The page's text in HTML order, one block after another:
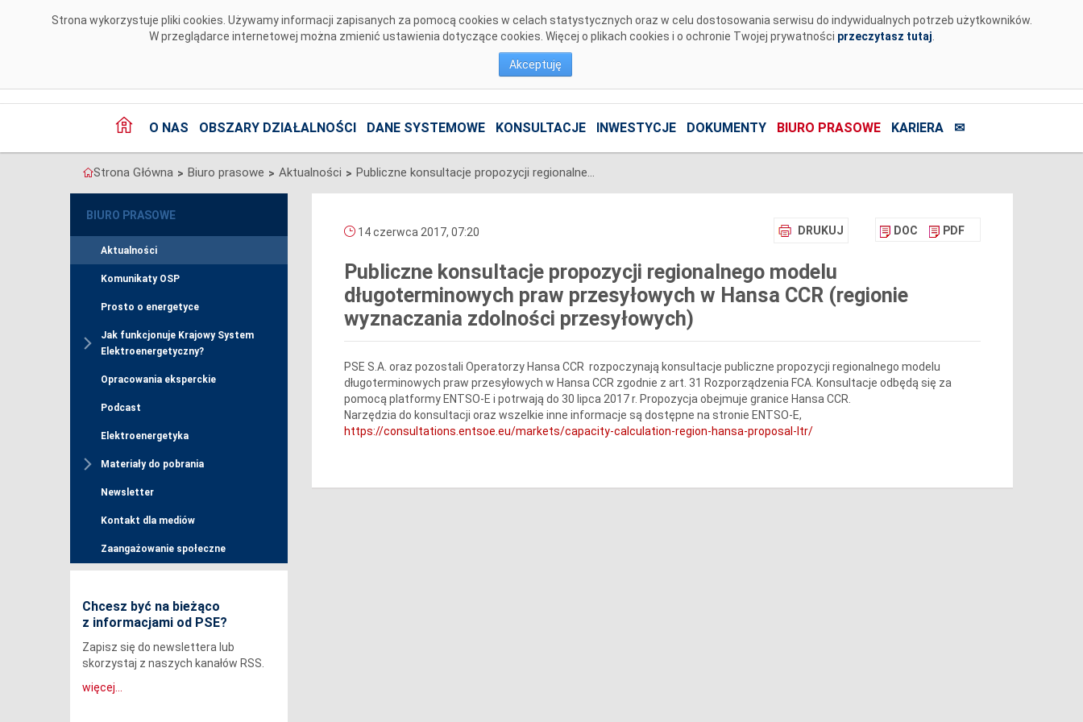
Strona wykorzystuje pliki cookies. Używamy informacji zapisanych za pomocą cookies w celach statystycznych oraz w celu dostosowania serwisu do indywidualnych potrzeb użytkowników.
W przeglądarce internetowej można zmienić ustawienia dotyczące cookies. Więcej o plikach cookies i o ochronie Twojej prywatności przeczytasz tutaj
Akceptuję
O NAS OBSZARY DZIAŁALNOŚCI DANE SYSTEMOWE KONSULTACJE INWESTYCJE DOKUMENTY BIURO PRASOWE KARIERA ✉
Strona Główna > Biuro prasowe > Aktualności > Publiczne konsultacje propozycji regionalnego modelu długoterminowych praw przesyłowych w Hansa CCR (regionie wyznaczania zdolności przesyłowych)
BIURO PRASOWE
Aktualności
Komunikaty OSP
Prosto o energetyce
Jak funkcjonuje Krajowy System
Elektroenergetyczny?
Opracowania eksperckie
Podcast
Elektroenergetyka
Materiały do pobrania
Newsletter
Kontakt dla mediów
Zaangażowanie społeczne
Chcesz być na bieżąco
z informacjami od PSE?
Zapisz się do newslettera lub
skorzystaj z naszych kanałów RSS.
więcej...
DRUKUJ DOC PDF
14 czerwca 2017, 07:20
Publiczne konsultacje propozycji regionalnego modelu
długoterminowych praw przesyłowych w Hansa CCR (regionie
wyznaczania zdolności przesyłowych)
PSE S.A. oraz pozostali Operatorzy Hansa CCR rozpoczynają konsultacje publiczne propozycji regionalnego modelu
długoterminowych praw przesyłowych w Hansa CCR zgodnie z art. 31 Rozporządzenia FCA. Konsultacje odbędą się za
pomocą platformy ENTSO-E i potrwają do 30 lipca 2017 r. Propozycja obejmuje granice Hansa CCR.
Narzędzia do konsultacji oraz wszelkie inne informacje są dostępne na stronie ENTSO-E,
https://consultations.entsoe.eu/markets/capacity-calculation-region-hansa-proposal-ltr/